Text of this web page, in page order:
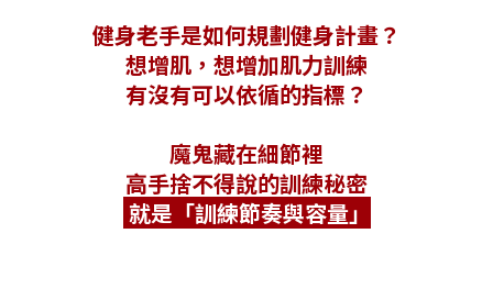
健身老手是如何規劃健身計畫？
想增肌，想增加肌力訓練
有沒有可以依循的指標？
魔鬼藏在細節裡
高手捨不得說的訓練秘密
就是「訓練節奏與容量」